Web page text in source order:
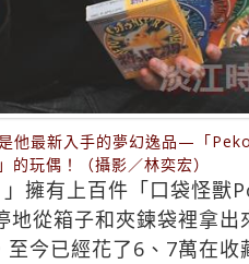
他最新入手的夢幻逸品—「
玩偶！（攝影／林奕宏）
」擁有上百件「口袋怪
從箱子和夾鍊袋裡拿出
今已經花了6、7萬在